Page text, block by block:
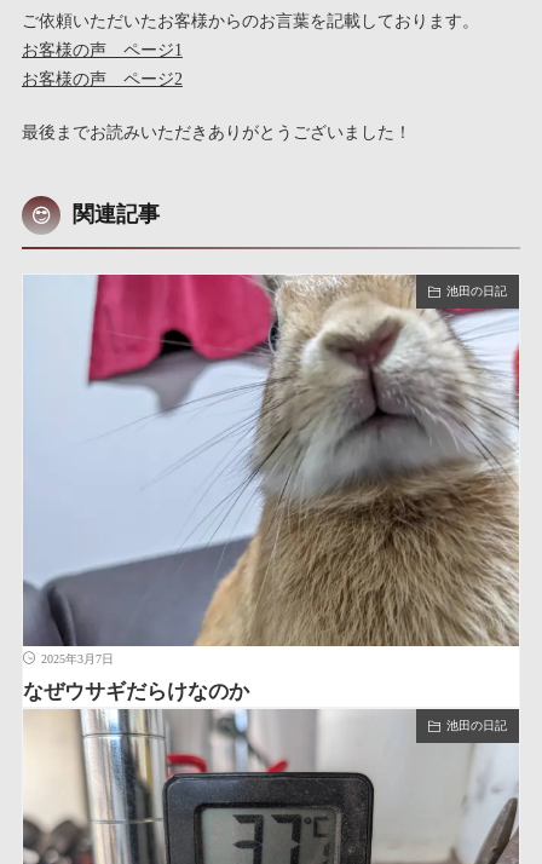
ご依頼いただいたお客様からのお言葉を記載しております。
お客様の声 ページ1
お客様の声 ページ2
最後までお読みいただきありがとうございました！
関連記事
池田の日記
2025年3月7日
なぜウサギだらけなのか
池田の日記